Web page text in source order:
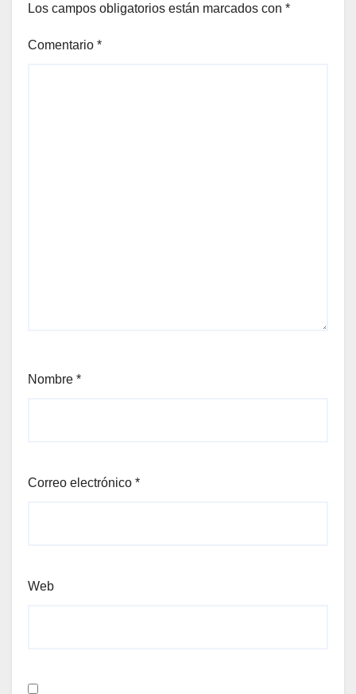
Los campos obligatorios están marcados con *
Comentario *
Nombre *
Correo electrónico *
Web